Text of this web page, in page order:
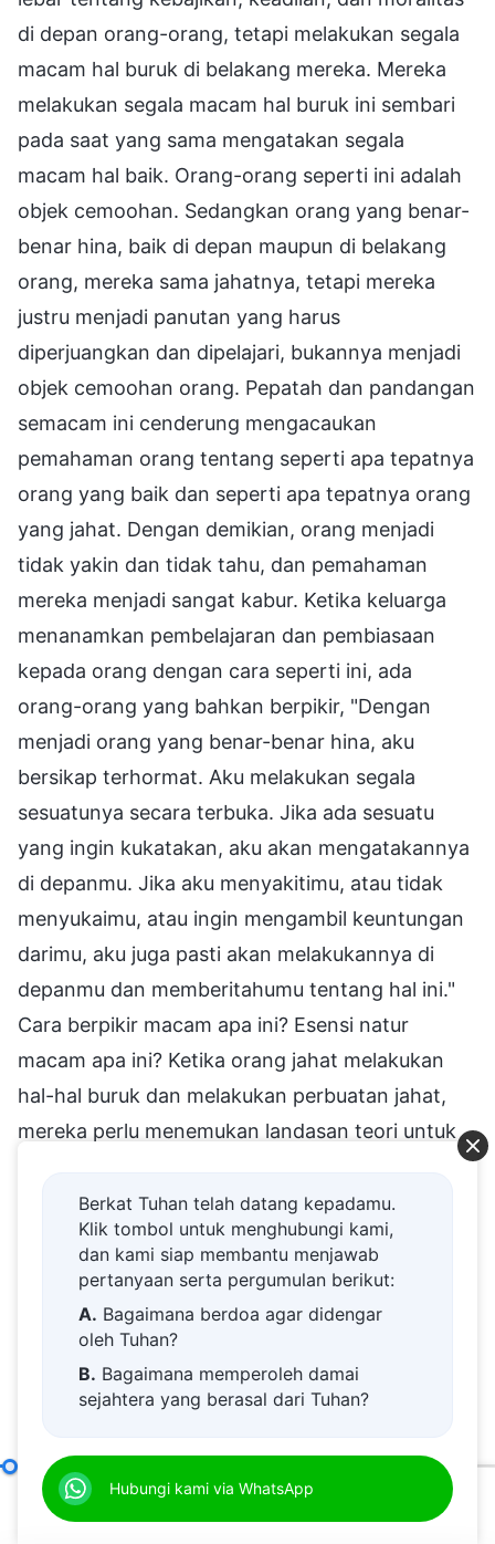
Berkat Tuhan telah datang kepadamu.
Klik tombol untuk menghubungi kami,
dan kami siap membantu menjawab
pertanyaan serta pergumulan berikut:
A. Bagaimana berdoa agar didengar
oleh Tuhan?
B. Bagaimana memperoleh damai
sejahtera yang berasal dari Tuhan?
D.
dekat kepada Tuhan.
E.Bagaimana menyambut kedatangan
Hubungi kami via WhatsApp
Cara Mengejar Kebenaran (12)Bagian Empat